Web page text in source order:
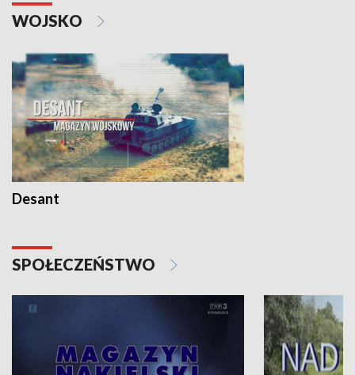
WOJSKO
Desant
SPOŁECZEŃSTWO